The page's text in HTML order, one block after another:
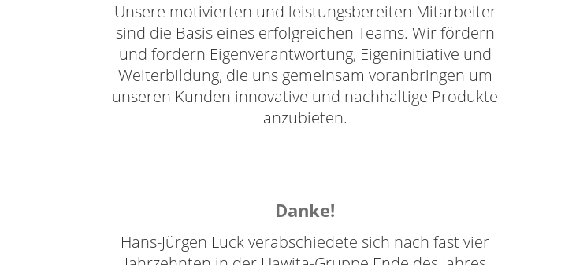
Unsere motivierten und leistungsbereiten Mitarbeiter
sind die Basis eines erfolgreichen Teams. Wir fördern
und fordern Eigenverantwortung, Eigeninitiative und
Weiterbildung, die uns gemeinsam voranbringen um
unseren Kunden innovative und nachhaltige Produkte
anzubieten.
Danke!
Hans-Jürgen Luck verabschiedete sich nach fast vier